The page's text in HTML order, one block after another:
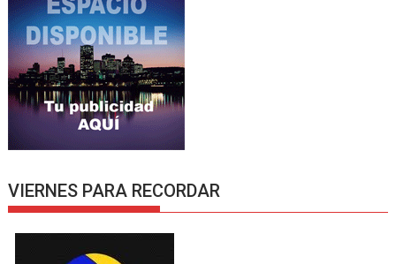
VIERNES PARA RECORDAR